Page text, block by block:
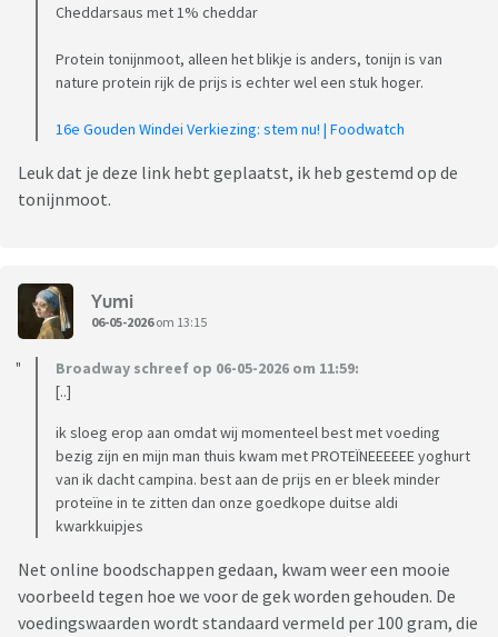
Cheddarsaus met 1% cheddar
Protein tonijnmoot, alleen het blikje is anders, tonijn is van
nature protein rijk de prijs is echter wel een stuk hoger.
16e Gouden Windei Verkiezing: stem nu! | Foodwatch
Leuk dat je deze link hebt geplaatst, ik heb gestemd op de
tonijnmoot.
Yumi
06-05-2026om 13:15
Broadway schreef op 06-05-2026 om 11:59:
[..]
ik sloeg erop aan omdat wij momenteel best met voeding
bezig zijn en mijn man thuis kwam met PROTEÏNEEEEEE yoghurt
van ik dacht campina. best aan de prijs en er bleek minder
proteïne in te zitten dan onze goedkope duitse aldi
kwarkkuipjes
Net online boodschappen gedaan, kwam weer een mooie
voorbeeld tegen hoe we voor de gek worden gehouden. De
voedingswaarden wordt standaard vermeld per 100 gram, die